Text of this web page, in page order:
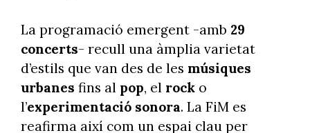
La programació emergent -amb 29
concerts- recull una àmplia varietat
d’estils que van des de les músiques
urbanes fins al pop, el rock o
l’experimentació sonora. La FiM es
reafirma així com un espai clau per